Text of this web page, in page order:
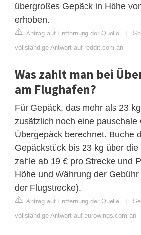
übergroßes Gepäck in Höhe
erhoben.
Antrag auf Entfernung der Quelle |
vollständige Antwort auf reddit.com an
Was zahlt man bei
am Flughafen?
Für Gepäck, das mehr als 23
zusätzlich noch eine pauschale
Übergepäck berechnet. Buche
Gepäckstück bis 23 kg über
zahle ab 19 € pro Strecke und
Höhe und Währung der
der Flugstrecke).
Antrag auf Entfernung der Quelle |
vollständige Antwort auf eurowings.com an